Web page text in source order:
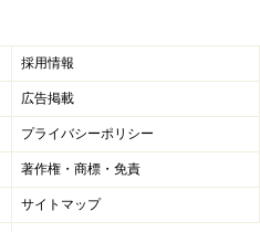
を見る
採用情報
広告掲載
プライバシーポリシー
著作権・商標・免責
サイトマップ